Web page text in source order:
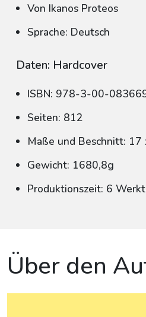
Von Ikanos Proteos
Sprache: Deutsch
Daten: Hardcover
ISBN: 978-3-00-
Seiten: 812
Maße und Beschnitt: 17
Gewicht: 1680,8g
Produktionszeit: 6
Über den